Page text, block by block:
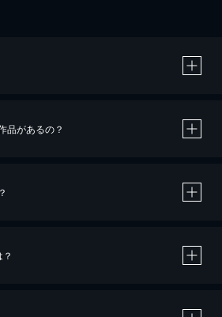
品があるの？